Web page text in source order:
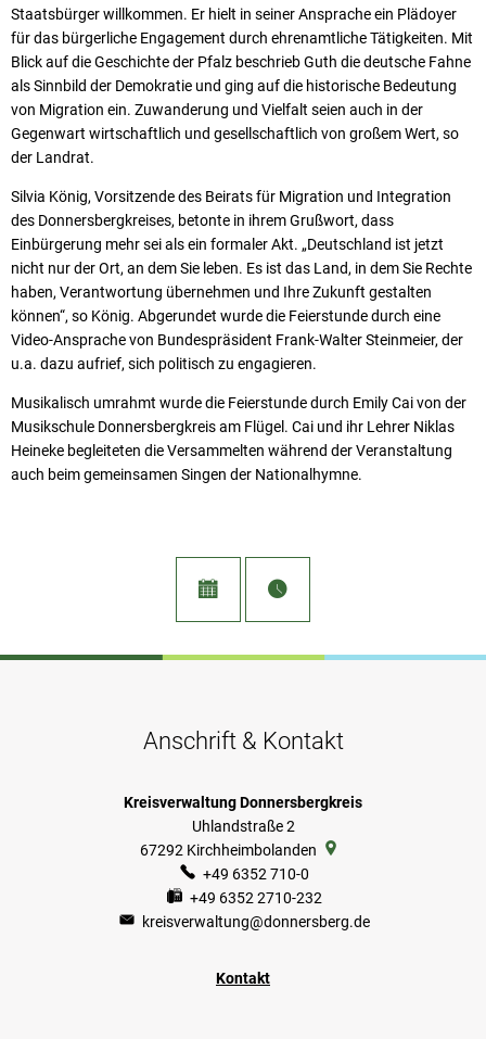
Staatsbürger willkommen. Er hielt in seiner Ansprache ein Plädoyer
für das bürgerliche Engagement durch ehrenamtliche Tätigkeiten. Mit
Blick auf die Geschichte der Pfalz beschrieb Guth die deutsche Fahne
als Sinnbild der Demokratie und ging auf die historische Bedeutung
von Migration ein. Zuwanderung und Vielfalt seien auch in der
Gegenwart wirtschaftlich und gesellschaftlich von großem Wert, so
der Landrat.
Silvia König, Vorsitzende des Beirats für Migration und Integration
des Donnersbergkreises, betonte in ihrem Grußwort, dass
Einbürgerung mehr sei als ein formaler Akt. „Deutschland ist jetzt
nicht nur der Ort, an dem Sie leben. Es ist das Land, in dem Sie Rechte
haben, Verantwortung übernehmen und Ihre Zukunft gestalten
können“, so König. Abgerundet wurde die Feierstunde durch eine
Video-Ansprache von Bundespräsident Frank-Walter Steinmeier, der
u.a. dazu aufrief, sich politisch zu engagieren.
Musikalisch umrahmt wurde die Feierstunde durch Emily Cai von der
Musikschule Donnersbergkreis am Flügel. Cai und ihr Lehrer Niklas
Heineke begleiteten die Versammelten während der Veranstaltung
auch beim gemeinsamen Singen der Nationalhymne.
Anschrift & Kontakt
Kreisverwaltung Donnersbergkreis
Uhlandstraße 2
67292 Kirchheimbolanden
+49 6352 710-0
+49 6352 2710-232
kreisverwaltung@donnersberg.de
Kontakt